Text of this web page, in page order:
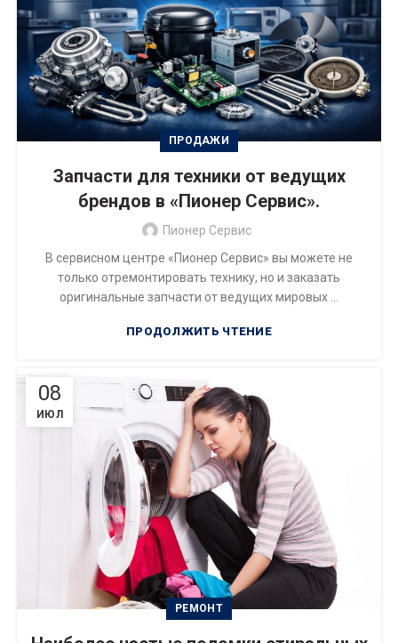
ПРОДАЖИ
Запчасти для техники от ведущих
брендов в «Пионер Сервис».
Пионер Сервис
В сервисном центре «Пионер Сервис» вы можете не
только отремонтировать технику, но и заказать
оригинальные запчасти от ведущих мировых ...
ПРОДОЛЖИТЬ ЧТЕНИЕ
08
ИЮЛ
РЕМОНТ